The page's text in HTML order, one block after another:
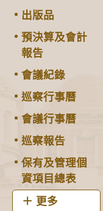
出版品
預決算及會計
報告
會議紀錄
巡察行事曆
會議行事曆
巡察報告
保有及管理個
資項目總表
更多